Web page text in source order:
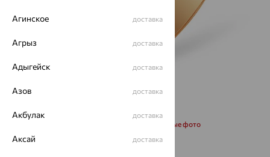
Запросить дополнительные фото
Агинское доставка
Агрыз доставка
Адыгейск доставка
Азов доставка
Акбулак доставка
Аксай доставка